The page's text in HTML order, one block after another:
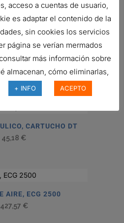
DE AIRE
€
CARTUCHO DT
45,18 €
AIRE, ECG 2500
427,57 €
acceso a cuentas de usuario,
es adaptar el contenido de la
sin cookies los servicios
página se verían mermados
más información sobre
almacenan, cómo eliminarlas,
+ INFO ACEPTO